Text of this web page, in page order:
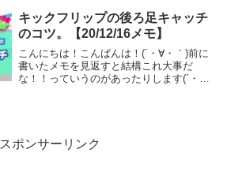
ルの要は前足。 ・前足を離さないイメー
ジ。(...
キックフリップの後ろ足キャッチ
のコツ。【20/12/16メモ】
こんにちは！こんばんは！(´・∀・｀)前に
書いたメモを見返すと結構これ大事だ
な！！っていうのがあったりします(´・
スポンサーリンク